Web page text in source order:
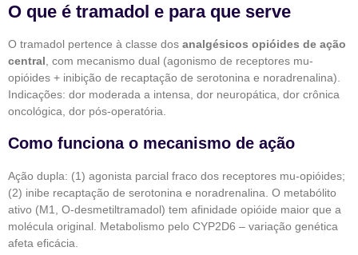
O que é tramadol e para que serve
O tramadol pertence à classe dos analgésicos opióides de ação
central , com mecanismo dual (agonismo de receptores mu-
opióides + inibição de recaptação de serotonina e noradrenalina).
Indicações: dor moderada a intensa, dor neuropática, dor crônica
oncológica, dor pós-operatória.
Como funciona o mecanismo de ação
Ação dupla: (1) agonista parcial fraco dos receptores mu-opióides;
(2) inibe recaptação de serotonina e noradrenalina. O metabólito
ativo (M1, O-desmetiltramadol) tem afinidade opióide maior que a
molécula original. Metabolismo pelo CYP2D6 – variação genética
afeta eficácia.